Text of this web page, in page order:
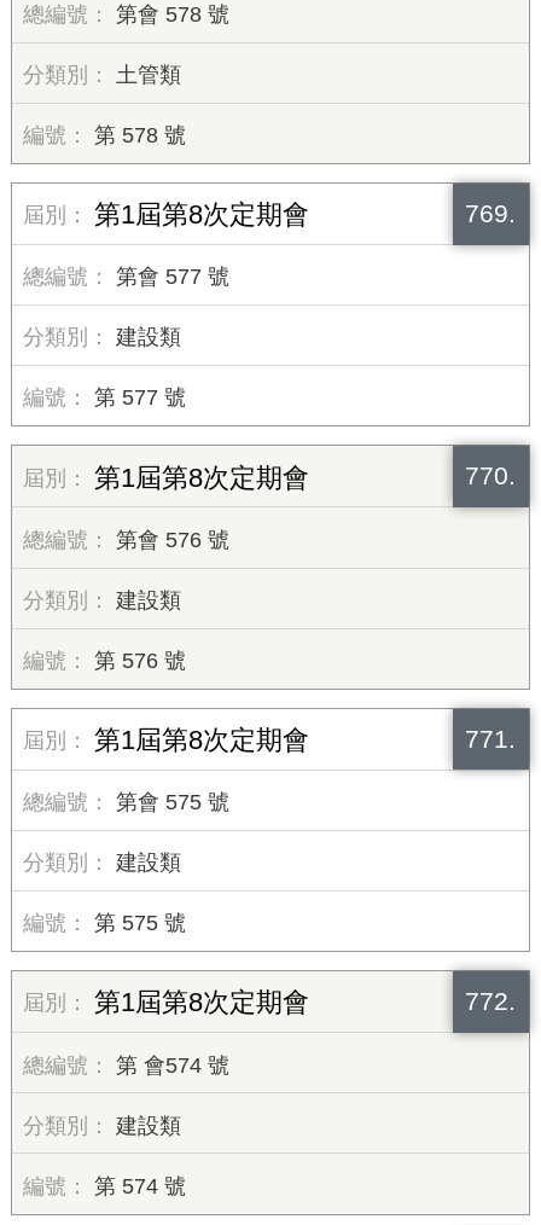
第會 578 號
土管類
第 578 號
769.
第1屆第8次定期會
第會 577 號
建設類
第 577 號
770.
第1屆第8次定期會
第會 576 號
建設類
第 576 號
771.
第1屆第8次定期會
第會 575 號
建設類
第 575 號
772.
第1屆第8次定期會
第 會574 號
建設類
第 574 號